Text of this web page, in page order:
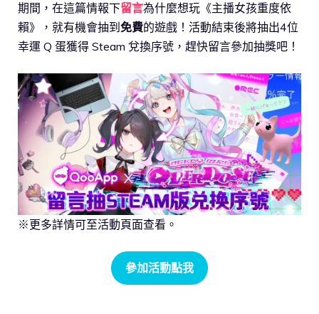
期間，在這篇情報下留言為什麼想玩《主播女孩重度依
賴》，就有機會抽到 免費的遊戲！活動結束後將抽出4位
幸運 Q 蛋獲得 Steam 兌換序號，趕快留言參加抽獎吧！
※更多詳情可至活動頁面查看。
參加活動點我